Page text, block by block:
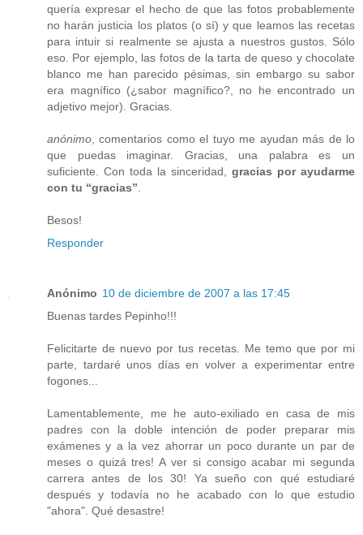
quería expresar el hecho de que las fotos probablemente
no harán justicia los platos (o sí) y que leamos las recetas
para intuir si realmente se ajusta a nuestros gustos. Sólo
eso. Por ejemplo, las fotos de la tarta de queso y chocolate
blanco me han parecido pésimas, sin embargo su sabor
era magnífico (¿sabor magnífico?, no he encontrado un
adjetivo mejor). Gracias.
anónimo , comentarios como el tuyo me ayudan más de lo
que puedas imaginar. Gracias, una palabra es un
suficiente. Con toda la sinceridad, gracias por ayudarme
con tu “gracias”
Besos!
Responder
Anónimo 10 de diciembre de 2007 a las 17:45
Buenas tardes Pepinho!!!
Felicitarte de nuevo por tus recetas. Me temo que por mi
parte, tardaré unos días en volver a experimentar entre
fogones...
Lamentablemente, me he auto-exiliado en casa de mis
padres con la doble intención de poder preparar mis
exámenes y a la vez ahorrar un poco durante un par de
meses o quizá tres! A ver si consigo acabar mi segunda
carrera antes de los 30! Ya sueño con qué estudiaré
después y todavía no he acabado con lo que estudio
"ahora". Qué desastre!